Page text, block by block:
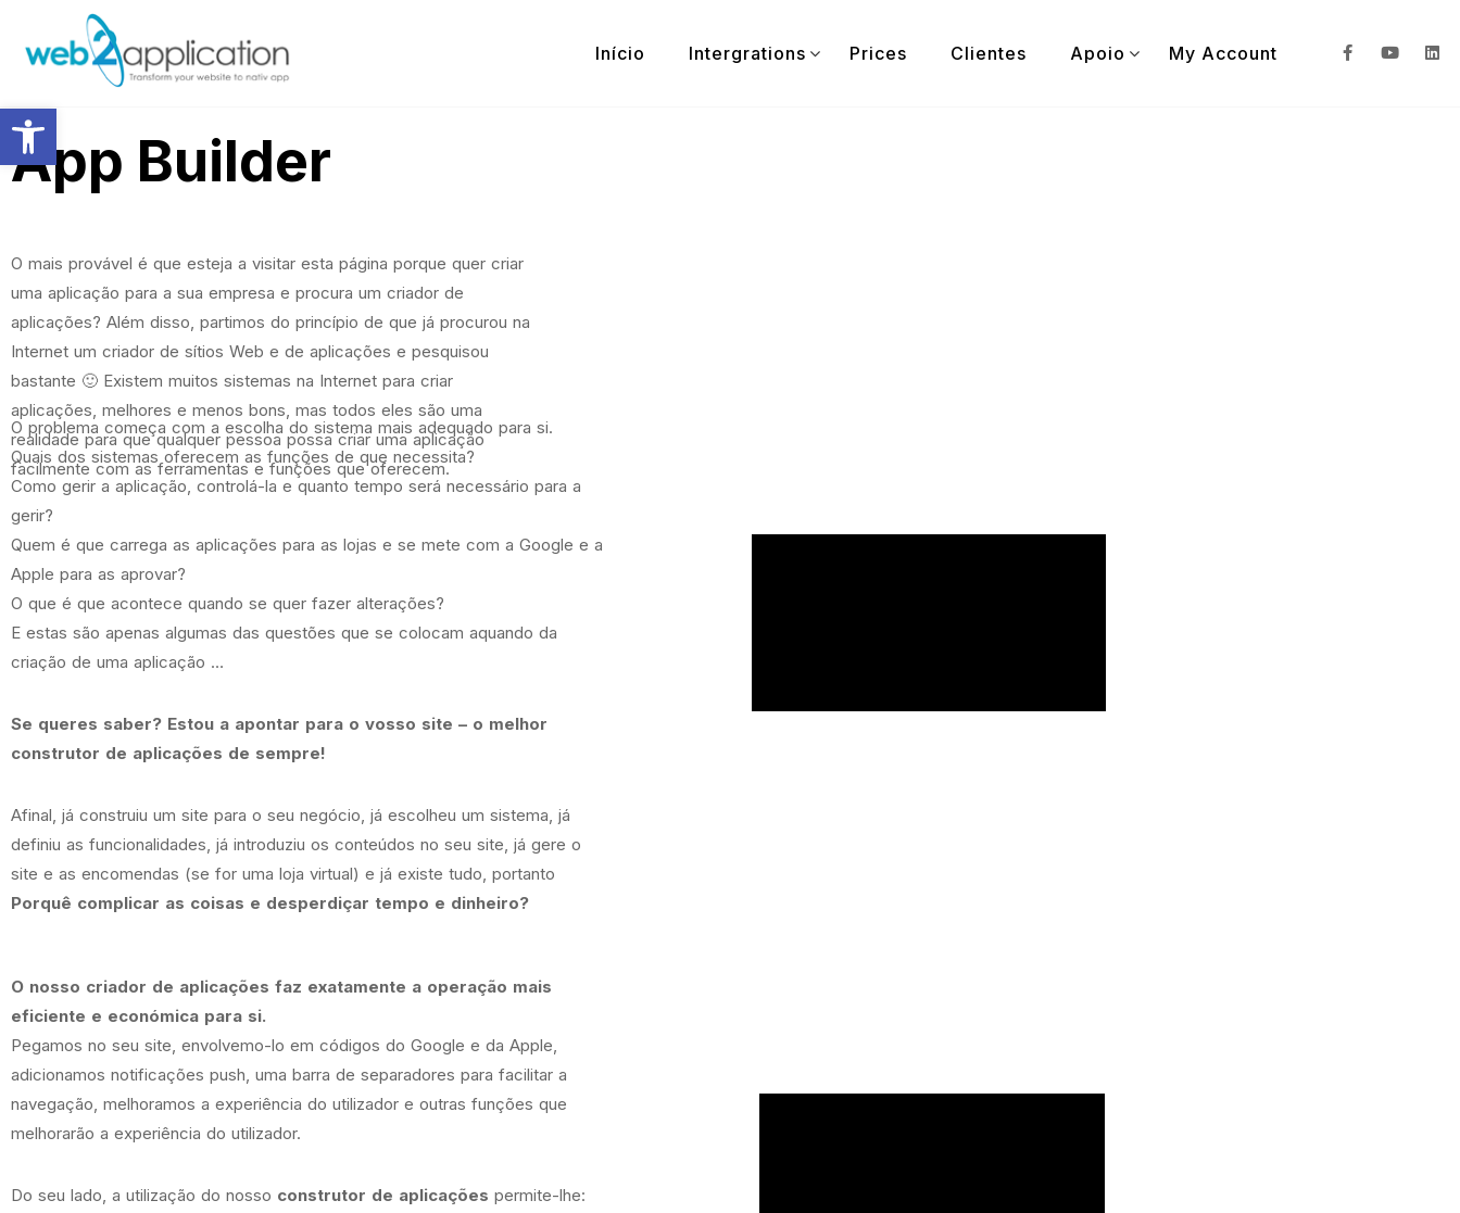
Início Intergrations Prices Clientes Apoio My Account
App Builder
O mais provável é que esteja a visitar esta página porque quer criar
uma aplicação para a sua empresa e procura um criador de
aplicações? Além disso, partimos do princípio de que já procurou na
Internet um criador de sítios Web e de aplicações e pesquisou
bastante 🙂 Existem muitos sistemas na Internet para criar
aplicações, melhores e menos bons, mas todos eles são uma
realidade para que qualquer pessoa possa criar uma aplicação
facilmente com as ferramentas e funções que oferecem.
O problema começa com a escolha do sistema mais adequado para si.
Quais dos sistemas oferecem as funções de que necessita?
Como gerir a aplicação, controlá-la e quanto tempo será necessário para a
gerir?
Quem é que carrega as aplicações para as lojas e se mete com a Google e a
Apple para as aprovar?
O que é que acontece quando se quer fazer alterações?
E estas são apenas algumas das questões que se colocam aquando da
criação de uma aplicação …
Se queres saber? Estou a apontar para o vosso site – o melhor
construtor de aplicações de sempre!
Afinal, já construiu um site para o seu negócio, já escolheu um sistema, já
definiu as funcionalidades, já introduziu os conteúdos no seu site, já gere o
site e as encomendas (se for uma loja virtual) e já existe tudo, portanto
Porquê complicar as coisas e desperdiçar tempo e dinheiro?
O nosso criador de aplicações faz exatamente a operação mais
eficiente e económica para si.
Pegamos no seu site, envolvemo-lo em códigos do Google e da Apple,
adicionamos notificações push, uma barra de separadores para facilitar a
navegação, melhoramos a experiência do utilizador e outras funções que
melhorarão a experiência do utilizador.
Do seu lado, a utilização do nosso construtor de aplicações permite-lhe:
Abrir a barra de ferramentas